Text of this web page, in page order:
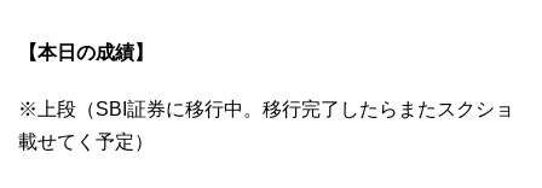
【本日の成績】
※上段（SBI証券に移行中。移行完了したらまたスクショ
載せてく予定）